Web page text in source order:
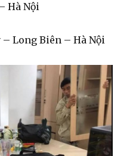
Hà Nội
Long Biên – Hà Nội